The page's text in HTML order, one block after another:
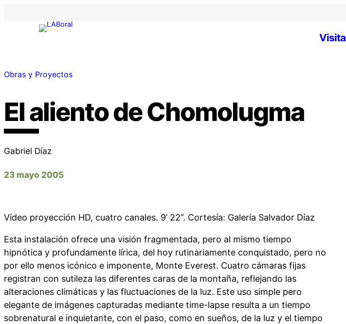
Visita
Obras y Proyectos
El aliento de Chomolugma
Gabriel Díaz
23 mayo 2005
Vídeo proyección HD, cuatro canales. 9’ 22”. Cortesía: Galería Salvador Díaz
Esta instalación ofrece una visión fragmentada, pero al mismo tiempo
hipnótica y profundamente lírica, del hoy rutinariamente conquistado, pero no
por ello menos icónico e imponente, Monte Everest. Cuatro cámaras fijas
registran con sutileza las diferentes caras de la montaña, reflejando las
alteraciones climáticas y las fluctuaciones de la luz. Este uso simple pero
elegante de imágenes capturadas mediante time-lapse resulta a un tiempo
sobrenatural e inquietante, con el paso, como en sueños, de la luz y el tiempo